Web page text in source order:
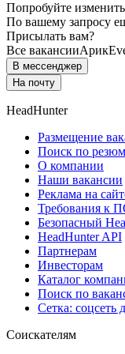
Попробуйте
По вашему запросу
Присылать вам?
Все вакансииАрик
В мессенджер
На почту
HeadHunter
Размещение
Поиск по
О компании
Наши вакансии
Реклама на
Требования к
Безопасный
HeadHunter API
Партнерам
Инвесторам
Каталог
Поиск по
Сетка: соцсеть
Соискателям